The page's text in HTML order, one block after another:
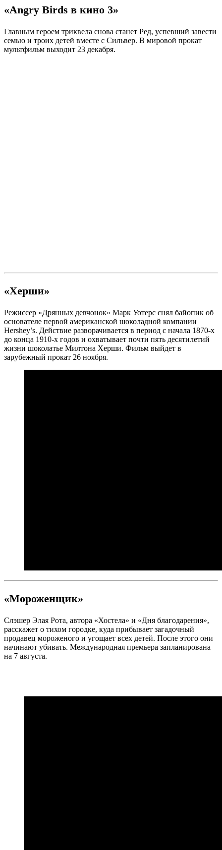
«Angry Birds в кино 3»
Главным героем триквела снова станет Ред, успевший завести
семью и троих детей вместе с Сильвер. В мировой прокат
мультфильм выходит 23 декабря.
«Херши»
Режиссер «Дрянных девчонок» Марк Уотерс снял байопик об
основателе первой американской шоколадной компании
Hershey’s. Действие разворачивается в период с начала 1870-х
до конца 1910-х годов и охватывает почти пять десятилетий
жизни шоколатье Милтона Херши. Фильм выйдет в
зарубежный прокат 26 ноября.
«Мороженщик»
Слэшер Элая Рота, автора «Хостела» и «Дня благодарения»,
расскажет о тихом городке, куда прибывает загадочный
продавец мороженого и угощает всех детей. После этого они
начинают убивать. Международная премьера запланирована
на 7 августа.